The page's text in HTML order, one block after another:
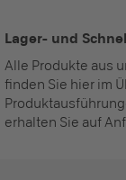
Lager- und
Alle Produkte aus
finden Sie hier im
erhalten Sie auf